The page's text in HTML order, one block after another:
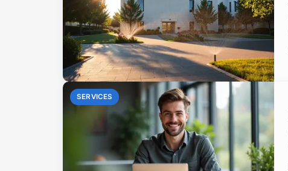
SERVICES